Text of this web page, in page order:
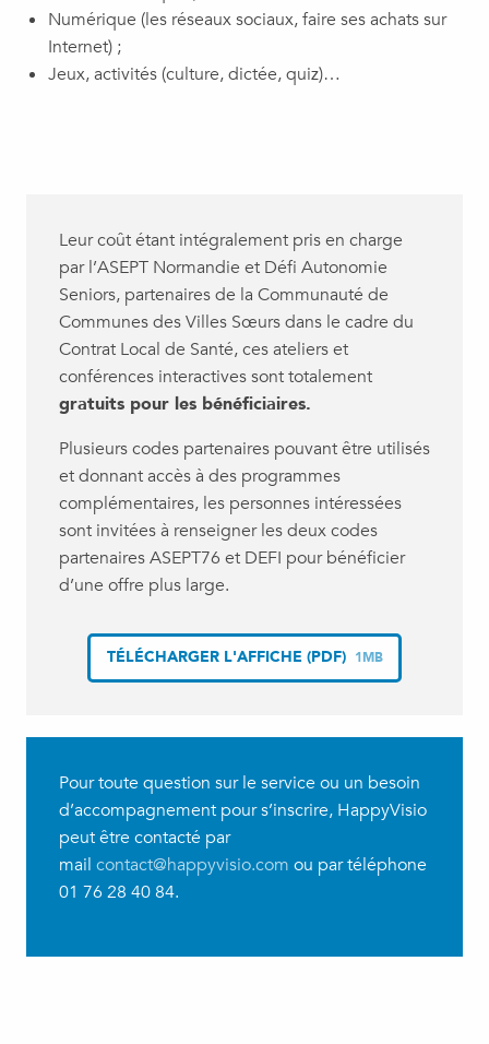
Numérique (les réseaux sociaux, faire ses achats sur
Internet) ;
Jeux, activités (culture, dictée, quiz)…
Leur coût étant intégralement pris en charge
par l’ASEPT Normandie et Défi Autonomie
Seniors, partenaires de la Communauté de
Communes des Villes Sœurs dans le cadre du
Contrat Local de Santé, ces ateliers et
conférences interactives sont totalement
gratuits pour les bénéficiaires.
Plusieurs codes partenaires pouvant être utilisés
et donnant accès à des programmes
complémentaires, les personnes intéressées
sont invitées à renseigner les deux codes
partenaires ASEPT76 et DEFI pour bénéficier
d’une offre plus large.
TÉLÉCHARGER L'AFFICHE (PDF) 1MB
Pour toute question sur le service ou un besoin
d’accompagnement pour s’inscrire, HappyVisio
peut être contacté par
mail contact@happyvisio.com ou par téléphone
01 76 28 40 84.